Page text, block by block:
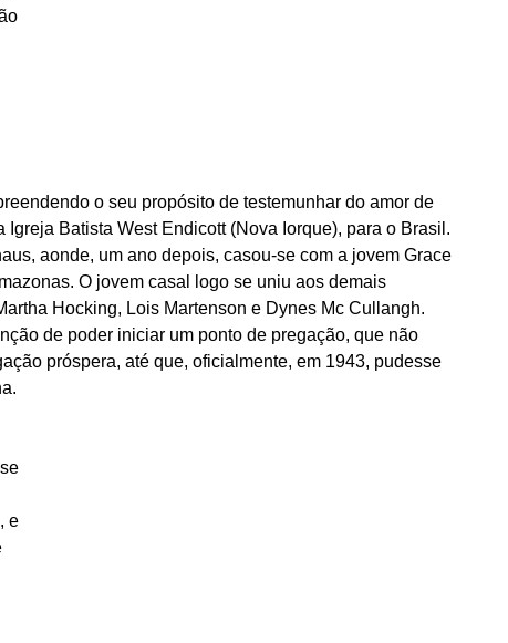
o seu propósito de testemunhar do amor de
Batista West Endicott (Nova Iorque), para o Brasil.
aonde, um ano depois, casou-se com a jovem Grace
O jovem casal logo se uniu aos demais
Hocking, Lois Martenson e Dynes Mc Cullangh.
de poder iniciar um ponto de pregação, que não
próspera, até que, oficialmente, em 1943, pudesse
e